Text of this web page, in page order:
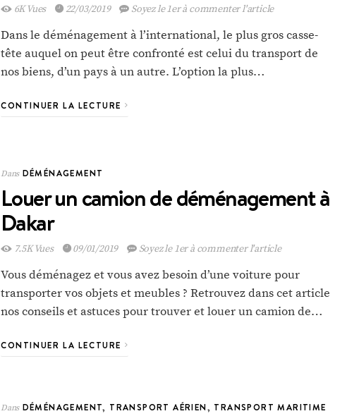
6K Vues 22/03/2019 Soyez le 1er à commenter l'article
Dans le déménagement à l’international, le plus gros casse-
tête auquel on peut être confronté est celui du transport de
nos biens, d’un pays à un autre. L’option la plus…
CONTINUER LA LECTURE
Dans DÉMÉNAGEMENT
Louer un camion de déménagement à
Dakar
7.5K Vues 09/01/2019 Soyez le 1er à commenter l'article
Vous déménagez et vous avez besoin d’une voiture pour
transporter vos objets et meubles ? Retrouvez dans cet article
nos conseils et astuces pour trouver et louer un camion de…
CONTINUER LA LECTURE
Dans DÉMÉNAGEMENT, TRANSPORT AÉRIEN, TRANSPORT MARITIME
TRANSPORT